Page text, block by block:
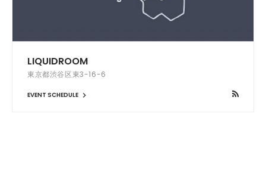
LIQUIDROOM
東京都渋谷区東3-16-6
EVENT SCHEDULE